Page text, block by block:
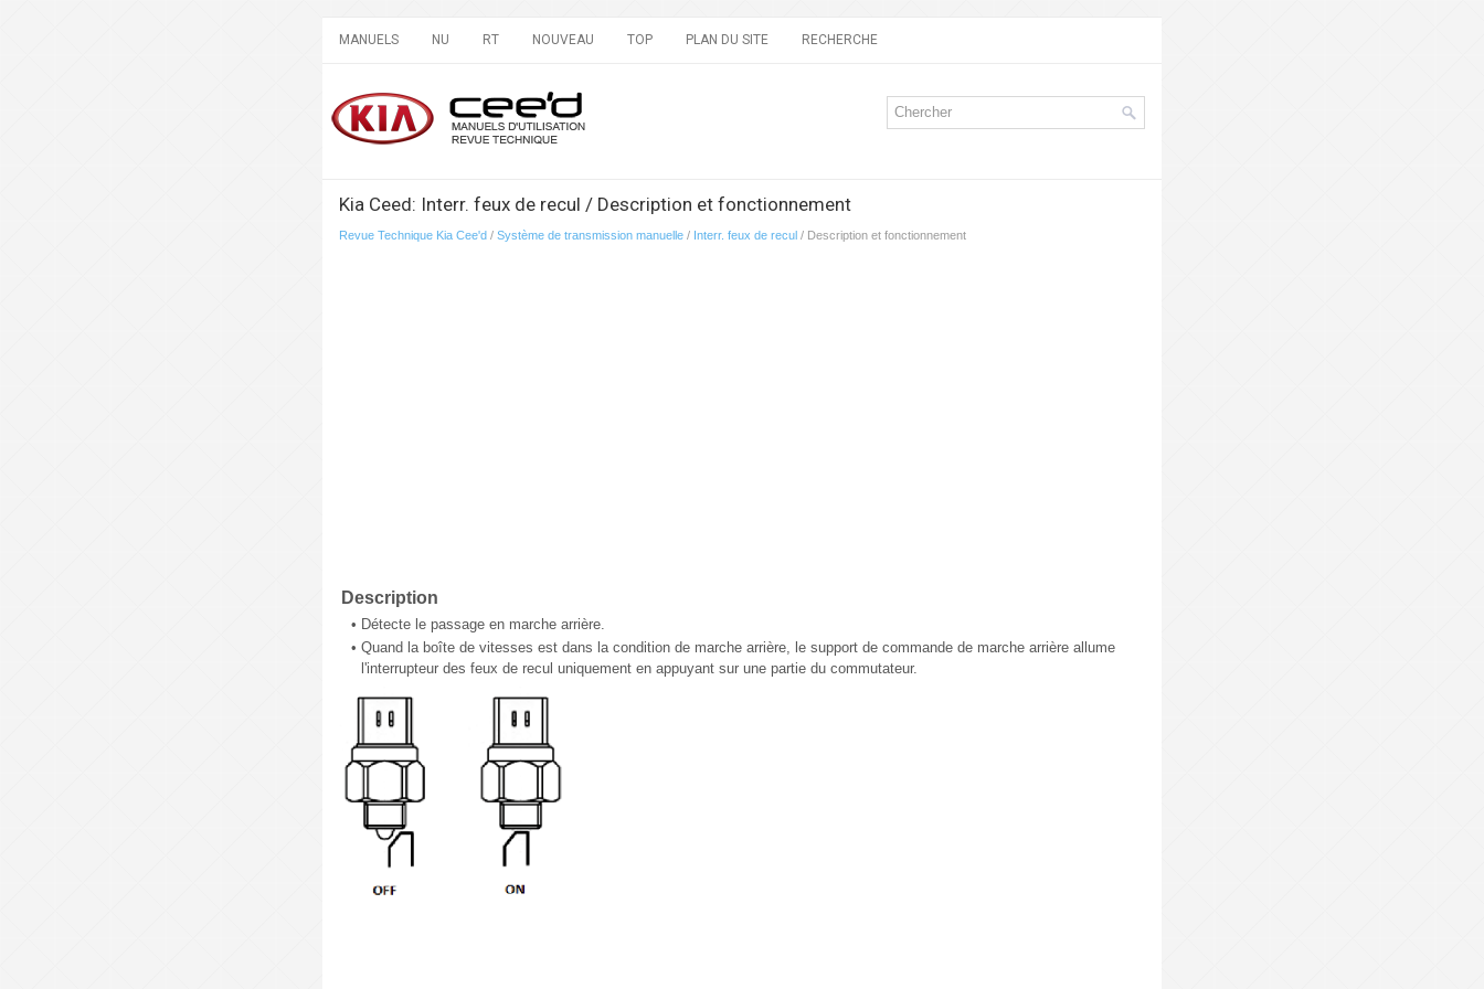
MANUELS NU RT NOUVEAU TOP PLAN DU SITE RECHERCHE
Kia Ceed: Interr. feux de recul / Description et fonctionnement
Revue Technique Kia Cee'd / Système de transmission manuelle / Interr. feux de recul / Description et fonctionnement
Description
• Détecte le passage en marche arrière.
• Quand la boîte de vitesses est dans la condition de marche arrière, le support de commande de marche arrière allume
l'interrupteur des feux de recul uniquement en appuyant sur une partie du commutateur.